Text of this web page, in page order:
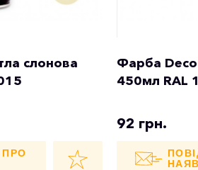
слонова
Фарба Deco
450мл RAL
92 грн.